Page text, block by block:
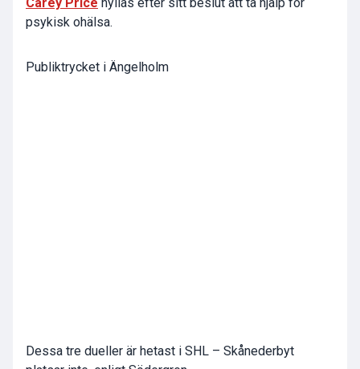
psykisk ohälsa.
Publiktrycket i Ängelholm
Dessa tre dueller är hetast i SHL – Skånederbyt